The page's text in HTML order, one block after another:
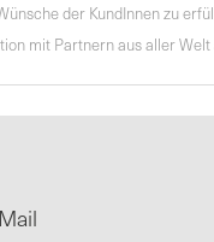
der KundInnen zu
mit Partnern aus aller